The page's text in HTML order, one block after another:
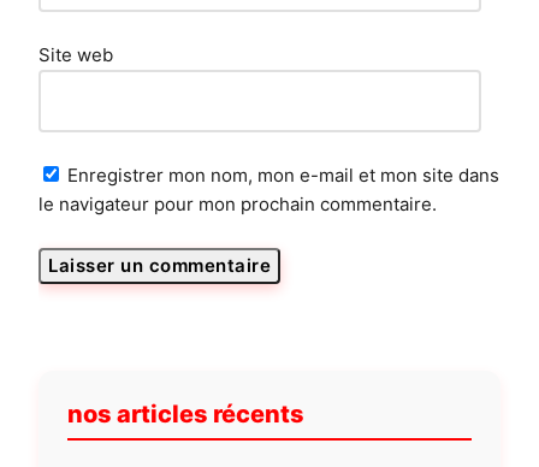
Site web
Enregistrer mon nom, mon e-mail et mon site dans
le navigateur pour mon prochain commentaire.
nos articles récents